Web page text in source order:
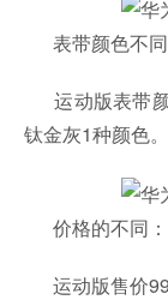
表带颜色不同
运动版表带颜
钛金灰1种颜色。
价格的不同：
运动版售价